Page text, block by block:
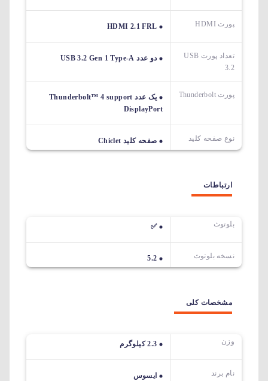
پورت HDMI HDMI 2.1 FRL
تعداد پورت USB
3.2
دو عدد USB 3.2 Gen 1 Type-A
پورت Thunderbolt
یک عدد Thunderbolt™ 4 support
DisplayPort
نوع صفحه کلید صفحه کلید Chiclet
ارتباطات
بلوتوث ✅
نسخه بلوتوث 5.2
مشخصات کلی
وزن 2.3 کیلوگرم
نام برند ایسوس